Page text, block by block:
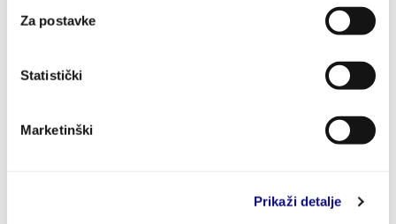
Za postavke
Statistički
Marketinški
Prikaži detalje